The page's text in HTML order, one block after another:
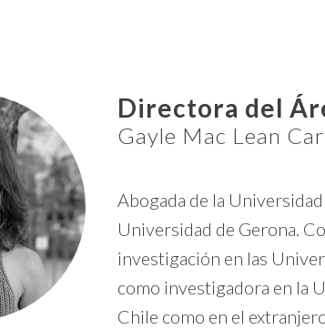
Directora del
Gayle Mac Lean
Abogada de la
Universidad de Gerona.
investigación en las
como investigadora en la
Chile como en el